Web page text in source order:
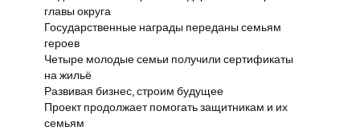
главы округа
Государственные награды переданы семьям
героев
Четыре молодые семьи получили сертификаты
на жильё
Развивая бизнес, строим будущее
Проект продолжает помогать защитникам и их
семьям